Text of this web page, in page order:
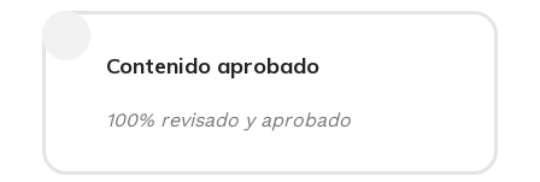
Contenido aprobado
100% revisado y aprobado